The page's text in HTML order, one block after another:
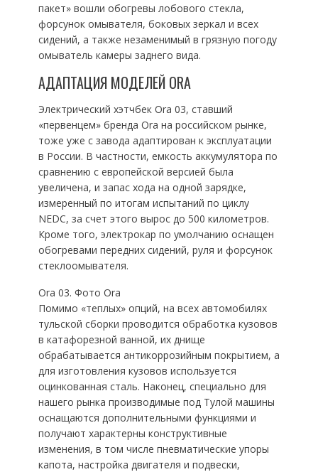
пакет» вошли обогревы лобового стекла,
форсунок омывателя, боковых зеркал и всех
сидений, а также незаменимый в грязную погоду
омыватель камеры заднего вида.
АДАПТАЦИЯ МОДЕЛЕЙ ORA
Электрический хэтчбек Ora 03, ставший
«первенцем» бренда Ora на российском рынке,
тоже уже с завода адаптирован к эксплуатации
в России. В частности, емкость аккумулятора по
сравнению с европейской версией была
увеличена, и запас хода на одной зарядке,
измеренный по итогам испытаний по циклу
NEDC, за счет этого вырос до 500 километров.
Кроме того, электрокар по умолчанию оснащен
обогревами передних сидений, руля и форсунок
стеклоомывателя.
Ora 03. Фото Ora
Помимо «теплых» опций, на всех автомобилях
тульской сборки проводится обработка кузовов
в катафорезной ванной, их днище
обрабатывается антикоррозийным покрытием, а
для изготовления кузовов используется
оцинкованная сталь. Наконец, специально для
нашего рынка производимые под Тулой машины
оснащаются дополнительными функциями и
получают характерны конструктивные
изменения, в том числе пневматические упоры
капота, настройка двигателя и подвески,